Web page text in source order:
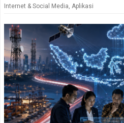
Internet & Social Media, Aplikasi